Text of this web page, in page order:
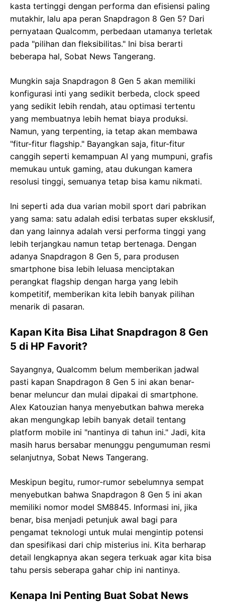
kasta tertinggi dengan performa dan efisiensi paling
mutakhir, lalu apa peran Snapdragon 8 Gen 5? Dari
pernyataan Qualcomm, perbedaan utamanya terletak
pada "pilihan dan fleksibilitas." Ini bisa berarti
beberapa hal, Sobat News Tangerang.
Mungkin saja Snapdragon 8 Gen 5 akan memiliki
konfigurasi inti yang sedikit berbeda, clock speed
yang sedikit lebih rendah, atau optimasi tertentu
yang membuatnya lebih hemat biaya produksi.
Namun, yang terpenting, ia tetap akan membawa
"fitur-fitur flagship." Bayangkan saja, fitur-fitur
canggih seperti kemampuan AI yang mumpuni, grafis
memukau untuk gaming, atau dukungan kamera
resolusi tinggi, semuanya tetap bisa kamu nikmati.
Ini seperti ada dua varian mobil sport dari pabrikan
yang sama: satu adalah edisi terbatas super eksklusif,
dan yang lainnya adalah versi performa tinggi yang
lebih terjangkau namun tetap bertenaga. Dengan
adanya Snapdragon 8 Gen 5, para produsen
smartphone bisa lebih leluasa menciptakan
perangkat flagship dengan harga yang lebih
kompetitif, memberikan kita lebih banyak pilihan
menarik di pasaran.
Kapan Kita Bisa Lihat Snapdragon 8 Gen
5 di HP Favorit?
Sayangnya, Qualcomm belum memberikan jadwal
pasti kapan Snapdragon 8 Gen 5 ini akan benar-
benar meluncur dan mulai dipakai di smartphone.
Alex Katouzian hanya menyebutkan bahwa mereka
akan mengungkap lebih banyak detail tentang
platform mobile ini "nantinya di tahun ini." Jadi, kita
masih harus bersabar menunggu pengumuman resmi
selanjutnya, Sobat News Tangerang.
Meskipun begitu, rumor-rumor sebelumnya sempat
menyebutkan bahwa Snapdragon 8 Gen 5 ini akan
memiliki nomor model SM8845. Informasi ini, jika
benar, bisa menjadi petunjuk awal bagi para
pengamat teknologi untuk mulai mengintip potensi
dan spesifikasi dari chip misterius ini. Kita berharap
detail lengkapnya akan segera terkuak agar kita bisa
tahu persis seberapa gahar chip ini nantinya.
Kenapa Ini Penting Buat Sobat News